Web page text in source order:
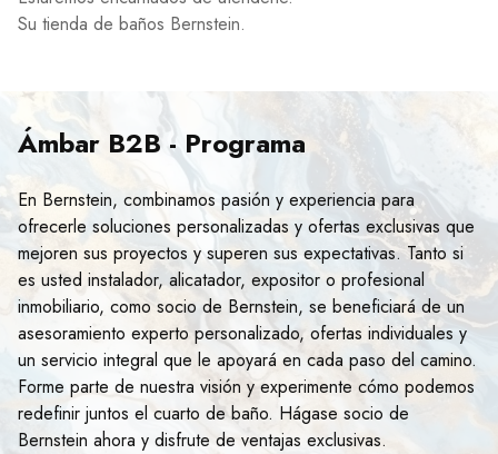
Su tienda de baños Bernstein.
Ámbar B2B - Programa
En Bernstein, combinamos pasión y experiencia para
ofrecerle soluciones personalizadas y ofertas exclusivas que
mejoren sus proyectos y superen sus expectativas. Tanto si
es usted instalador, alicatador, expositor o profesional
inmobiliario, como socio de Bernstein, se beneficiará de un
asesoramiento experto personalizado, ofertas individuales y
un servicio integral que le apoyará en cada paso del camino.
Forme parte de nuestra visión y experimente cómo podemos
redefinir juntos el cuarto de baño. Hágase socio de
Bernstein ahora y disfrute de ventajas exclusivas.